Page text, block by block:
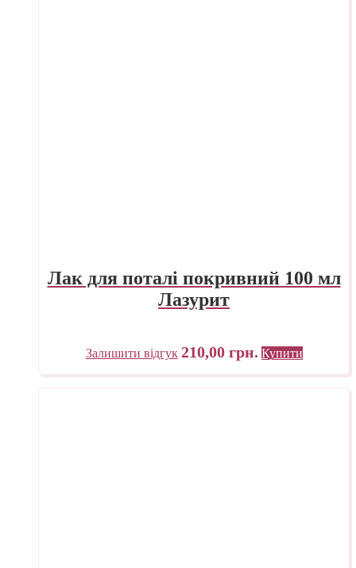
Лак для поталі покривний 100 мл
Лазурит
Залишити відгук 210,00 грн. Купити